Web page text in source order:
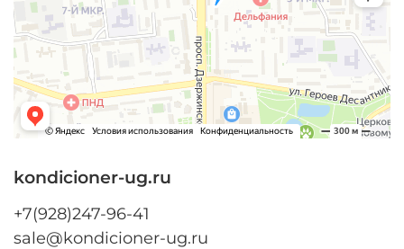
kondicioner-ug.ru
+7(928)247-96-41
sale@kondicioner-ug.ru